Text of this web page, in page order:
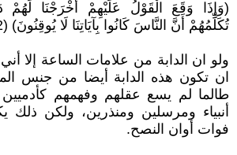
(وَإِذَا وَقَعَ الْقَوْلُ عَلَيْهِمْ أَخْرَجْنَا
تُكَلِّمُهُمْ أَنَّ النَّاسَ كَانُوا بِآيَاتِنَا لَا يُوقِنُونَ) (82) النمل
ولو ان الدابة من علامات الساعة إلا
ان تكون هذه الدابة أيضا من جنس
طالما لم يسع عقلهم وفهمهم
أنبياء ومرسلين ومنذرين، ولكن ذلك
فوات أوان النصح.